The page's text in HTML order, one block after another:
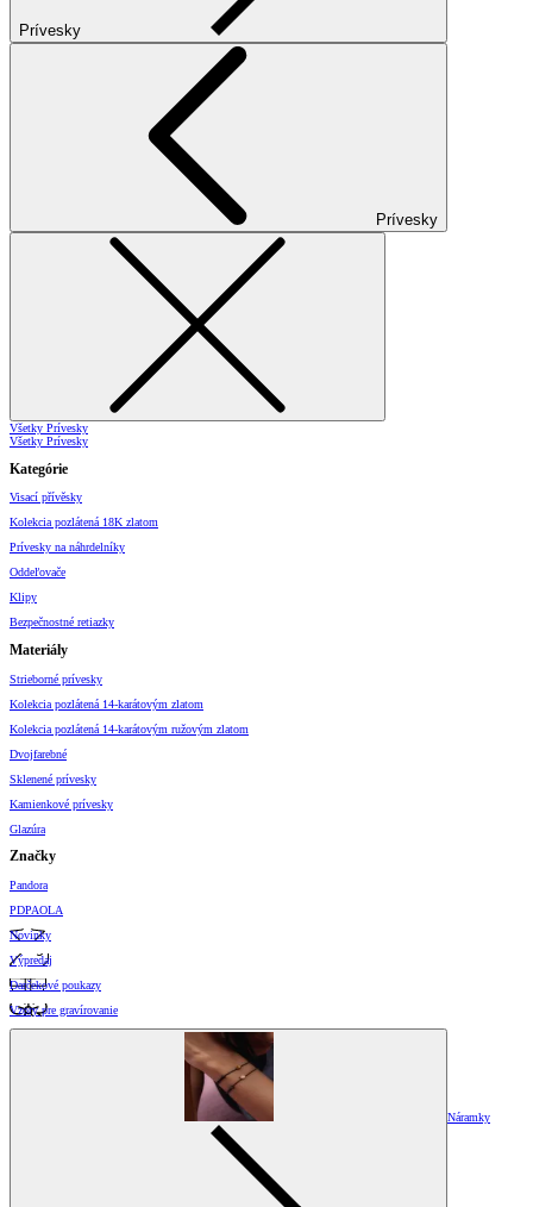
Prívesky
Prívesky
Všetky Prívesky
Všetky Prívesky
Kategórie
Visací přívěsky
Kolekcia pozlátená 18K zlatom
Prívesky na náhrdelníky
Oddeľovače
Klipy
Bezpečnostné retiazky
Materiály
Strieborné prívesky
Kolekcia pozlátená 14-karátovým zlatom
Kolekcia pozlátená 14-karátovým ružovým zlatom
Dvojfarebné
Sklenené prívesky
Kamienkové prívesky
Glazúra
Značky
Pandora
PDPAOLA
Novinky
Výpredaj
Darčekové poukazy
Vzory pre gravírovanie
Náramky